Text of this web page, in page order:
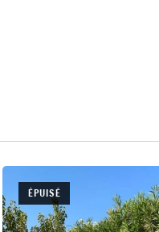
ÉPUISÉ